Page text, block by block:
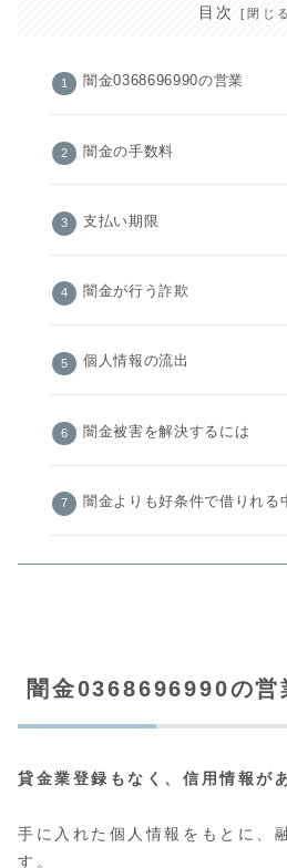
目次
闇金0368696990の営業
闇金の手数料
支払い期限
闇金が行う詐欺
個人情報の流出
闇金被害を解決するには
闇金よりも好条件で借りれる
闇金0368696990の営
貸金業登録もなく、信用情報が
手に入れた個人情報をもとに、
す。